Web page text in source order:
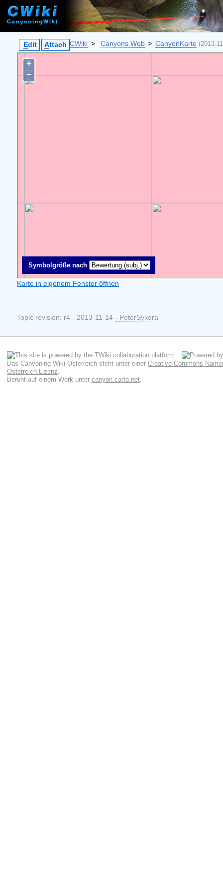
CWiki > Canyons Web > CanyonKarte (2013-
Edit Attach
Karte in eigenem Fenster öffnen
Topic revision: r4 - 2013-11-14- PeterSykora
Das Canyoning Wiki Österreichsteht unter einer Creative Commons
Österreich Lizenz
Beruht auf einem Werk unter canyon.carto.net.